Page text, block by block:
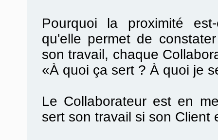
Pourquoi la proximité
qu'elle permet de
son travail, chaque
«À quoi ça sert ? À quoi je
Le Collaborateur est en
sert son travail si son Client